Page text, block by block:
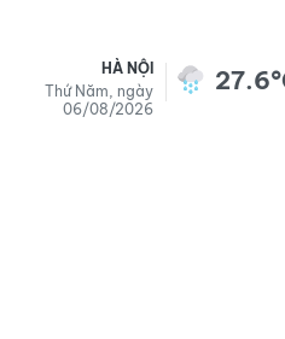
HÀ NỘI
Thứ Năm, ngày
06/08/2026